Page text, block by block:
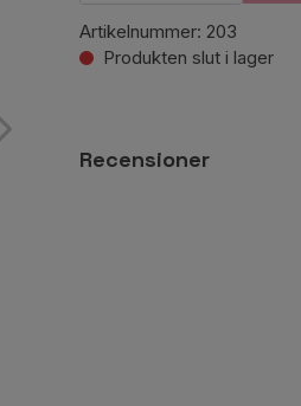
Artikelnummer: 203
Produkten slut i lager
Recensioner